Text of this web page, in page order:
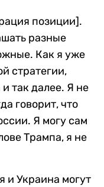
позиции].
разные
Как я уже
стратегии,
так далее. Я не
говорит, что
Я могу сам
Трампа, я не
и Украина могут